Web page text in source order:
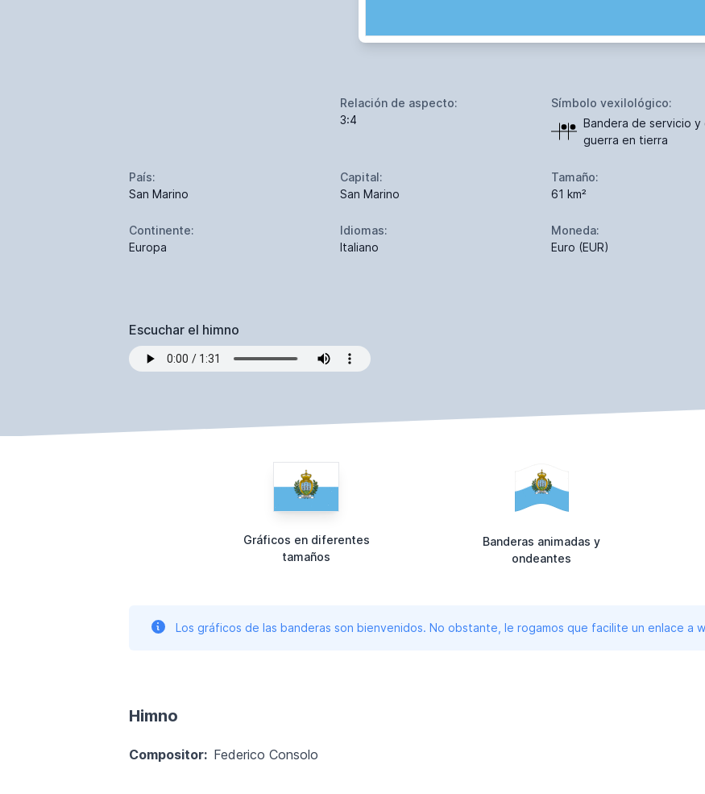
Relación de aspecto:
3:4
Símbolo vexilológico:
Bandera de servicio y
guerra en tierra
País:
San Marino
Capital:
San Marino
Tamaño:
61 km²
Continente:
Europa
Idiomas:
Italiano
Moneda:
Euro (EUR)
Escuchar el himno
Gráficos en diferentes
tamaños
Banderas animadas y
ondeantes
Los gráficos de las banderas son bienvenidos. No obstante, le rogamos que facilite un enlace a
Himno
Compositor: Federico Consolo